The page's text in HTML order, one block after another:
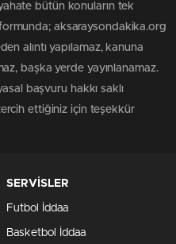
bütün konuların tek
aksaraysondakika.org
alıntı yapılamaz, kanuna
başka yerde yayınlanamaz.
başvuru hakkı saklı
ettiğiniz için teşekkür
SERVİSLER
Futbol İddaa
Basketbol İddaa